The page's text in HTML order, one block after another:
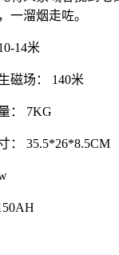
一溜烟走咗。
14米
场： 140米
7KG
35.5*26*8.5CM